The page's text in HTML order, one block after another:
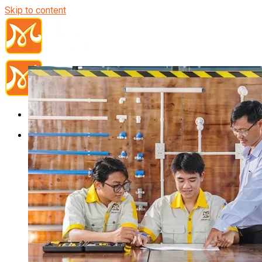
Skip to content
Đầu Bếp
Bếp Trưởng Điều Hành
Nghiệp Vụ Bếp Trưởng
Nghiệp Vụ Bếp Quốc Tế
Nghiệp Vụ Bếp Trưởng Bếp Việt
Nghiệp Vụ Bếp Trưởng Bếp Âu
Nghiệp Vụ Bếp Trưởng Bếp Á
Nghiệp Vụ Bếp Trưởng Bếp Nhật
Nghiệp Vụ Bếp Trưởng Bếp Hoa
Nghiệp Vụ Bếp Hàn
Nghiệp Vụ Bếp Thái
Nghiệp Vụ Bếp Chay